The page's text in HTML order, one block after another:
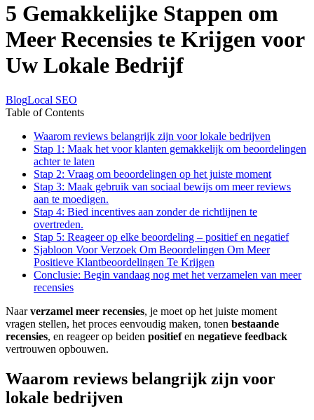
5 Gemakkelijke Stappen om
Meer Recensies te Krijgen voor
Uw Lokale Bedrijf
BlogLocal SEO
Table of Contents
Waarom reviews belangrijk zijn voor lokale bedrijven
Stap 1: Maak het voor klanten gemakkelijk om beoordelingen
achter te laten
Stap 2: Vraag om beoordelingen op het juiste moment
Stap 3: Maak gebruik van sociaal bewijs om meer reviews
aan te moedigen.
Stap 4: Bied incentives aan zonder de richtlijnen te
overtreden.
Stap 5: Reageer op elke beoordeling – positief en negatief
Sjabloon Voor Verzoek Om Beoordelingen Om Meer
Positieve Klantbeoordelingen Te Krijgen
Conclusie: Begin vandaag nog met het verzamelen van meer
recensies
Naarverzamel meer recensies, je moet op het juiste moment
vragen stellen, het proces eenvoudig maken, tonen bestaande
recensies, en reageer op beiden positiefen negatieve feedback
vertrouwen opbouwen.
Waarom reviews belangrijk zijn voor
lokale bedrijven